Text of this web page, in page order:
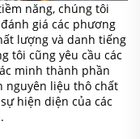
năng, chúng tôi
giá các phương
lượng và danh tiếng
tôi cũng yêu cầu các
minh thành phần
nguyên liệu thô chất
hiện diện của các